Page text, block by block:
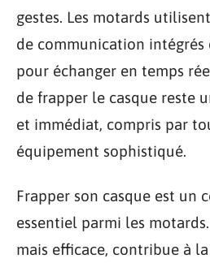
gestes. Les motards
de communication intégrés
pour échanger en temps
de frapper le casque reste
et immédiat, compris par
équipement sophistiqué.
Frapper son casque est un
essentiel parmi les
mais efficace, contribue à